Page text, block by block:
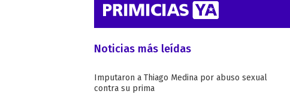
Noticias más leídas
Imputaron a Thiago Medina por abuso sexual
contra su prima